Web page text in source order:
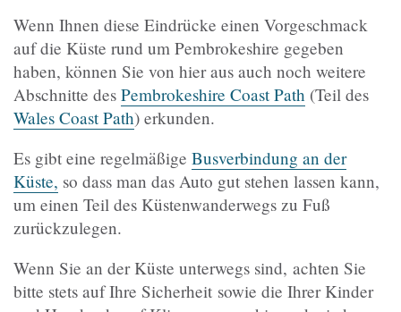
Wenn Ihnen diese Eindrücke einen Vorgeschmack
auf die Küste rund um Pembrokeshire gegeben
haben, können Sie von hier aus auch noch weitere
Abschnitte des Pembrokeshire Coast Path (Teil des
Wales Coast Path) erkunden.
Es gibt eine regelmäßige Busverbindung an der
Küste, so dass man das Auto gut stehen lassen kann,
um einen Teil des Küstenwanderwegs zu Fuß
zurückzulegen.
Wenn Sie an der Küste unterwegs sind, achten Sie
bitte stets auf Ihre Sicherheit sowie die Ihrer Kinder